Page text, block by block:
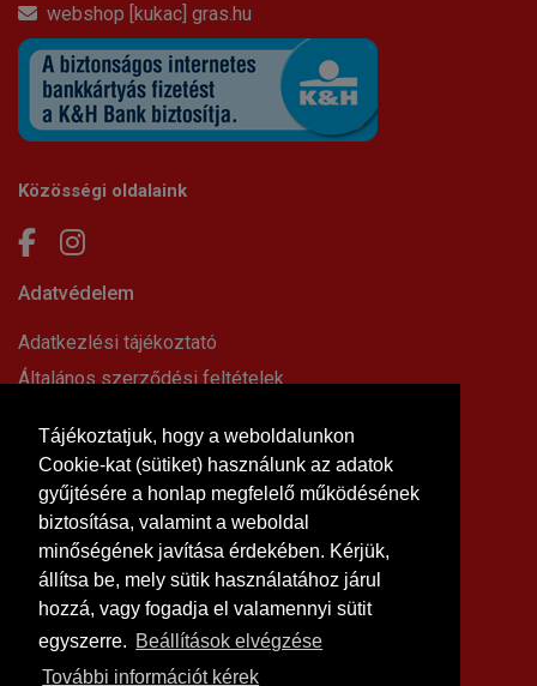
Tájékoztatjuk, hogy a weboldalunkon
Cookie-kat (sütiket) használunk az adatok
gyűjtésére a honlap megfelelő működésének
biztosítása, valamint a weboldal
minőségének javítása érdekében. Kérjük,
állítsa be, mely sütik használatához járul
hozzá, vagy fogadja el valamennyi sütit
egyszerre. Beállítások elvégzése
További információt kérek
webshop [kukac] gras.hu
Közösségi oldalaink
Adatvédelem
Adatkezlési tájékoztató
Általános szerződési feltételek
Impresszum
Süti beállítások
Információk
Hírek, cikkek
Kapcsolat
Letölthető dokumentumok
Rólunk